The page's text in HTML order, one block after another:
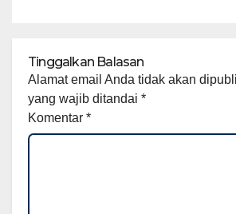
Tinggalkan Balasan
Alamat email Anda tidak akan
yang wajib ditandai *
Komentar *